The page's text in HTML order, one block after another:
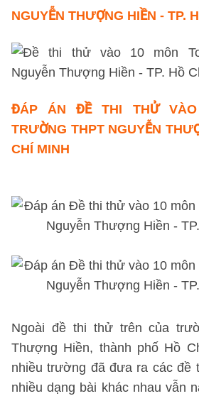
NGUYỄN THƯỢNG HIỀN - TP.
ĐÁP ÁN ĐỀ THI THỬ
TRƯỜNG THPT NGUYỄN
CHÍ MINH
Ngoài đề thi thử trên của
Thượng Hiền, thành phố Hồ
nhiều trường đã đưa ra các đề
nhiều dạng bài khác nhau vẫn